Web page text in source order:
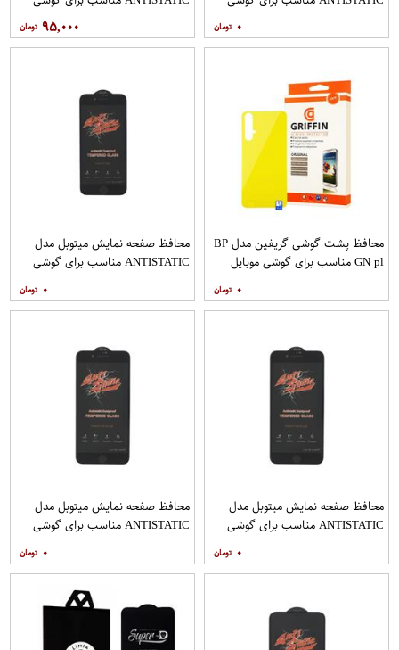
۰ ۹۵,۰۰۰
محافظ پشت گوشی گریفین مدل BP
GN pl مناسب برای گوشی موبایل
۰
محافظ صفحه نمایش میتوبل مدل
ANTISTATIC مناسب برای گوشی
۰
محافظ صفحه نمایش میتوبل مدل
ANTISTATIC مناسب برای گوشی
۰
محافظ صفحه نمایش میتوبل مدل
ANTISTATIC مناسب برای گوشی
۰